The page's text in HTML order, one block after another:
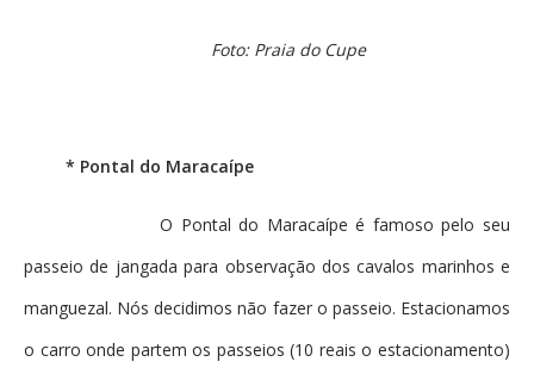
Foto: Praia do Cupe
* Pontal do Maracaípe
O Pontal do Maracaípe é famoso pelo seu
passeio de jangada para observação dos cavalos marinhos e
manguezal. Nós decidimos não fazer o passeio. Estacionamos
o carro onde partem os passeios (10 reais o estacionamento)